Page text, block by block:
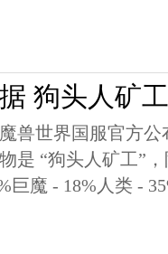
狗头人矿
兽世界国服官方
是 “狗头人矿工”
巨魔 - 18%人类 -